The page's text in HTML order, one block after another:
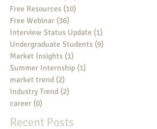
Free Resources (10)
Free Webinar (36)
Interview Status Update (1)
Undergraduate Students (9)
Market Insights (1)
Summer Internship (1)
market trend (2)
Industry Trend (2)
career (0)
Recent Posts